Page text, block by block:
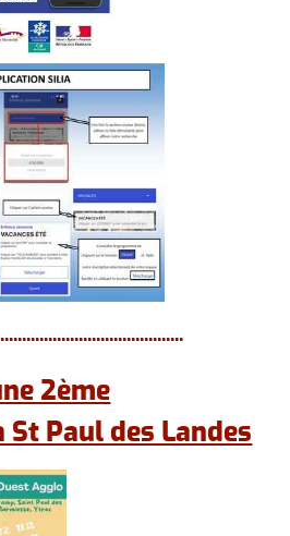
2ème
St Paul des Landes